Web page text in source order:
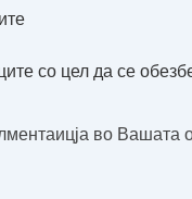
со цел да се
во Вашата